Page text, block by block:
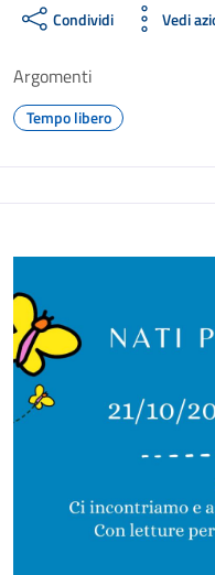
Condividi Vedi
Argomenti
Tempo libero